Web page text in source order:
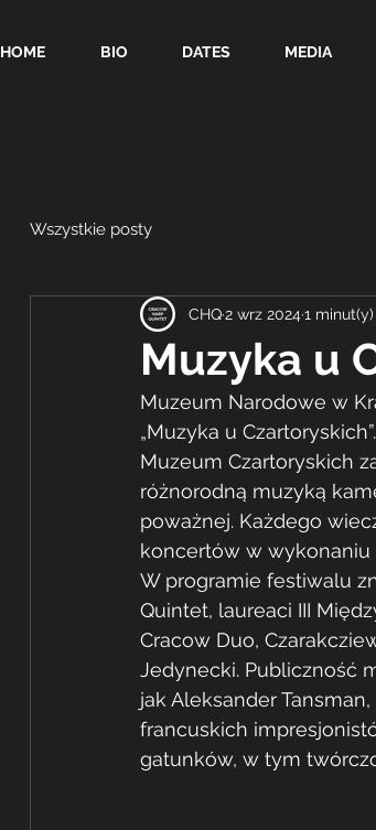
HOME BIO DATES MEDIA
Wszystkie posty
Muzyka u
CHQ2 wrz 2024 1
Muzeum Narodowe w
„Muzyka u
Muzeum Czartoryskich
różnorodną muzyką
poważnej. Każdego
koncertów w
W programie festiwalu
Quintet, laureaci III
Cracow Duo,
Jedynecki. Publiczność
jak Aleksander
francuskich
gatunków, w tym